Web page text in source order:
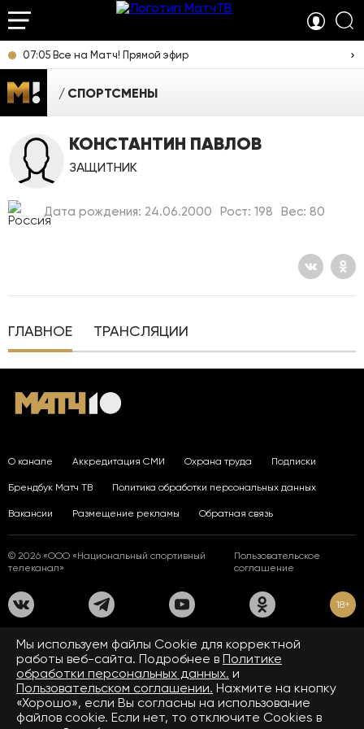
07:05 Все на Матч! Прямой эфир
СПОРТСМЕНЫ
КОНСТАНТИН ПАВЛОВ
ЗАЩИТНИК
Дата рождения: 24.06.2000 Рост: 198 Вес: 80
ГЛАВНОЕ ТРАНСЛЯЦИИ
О канале Аккредитация СМИ Охрана труда Подписки
Брендбук Матч ТВ Политика обработки персональных данных
Вакансии Размещение рекламы Обратная связь
© 2026 «ООО «Национальный спортивный
телеканал»
Пользовательское
соглашение
18+
На сайте применяются рекомендательные технологии. Подробнее
Правилах применения рекомендательных технологий.
Средство массовой информации сетевое издание «www.matchtv.ru»
зарегистрировано Федеральной службой по надзору в сфере связи,
информационных технологий и массовых коммуникаций (Роскомнадзор).
Свидетельство о регистрации средства массовой информации ЭЛ № ФС 77 - 72390
от 28.02.2018. Название — www.matchtv.ru.
Учредитель (соучредители) СМИ сетевого издания «www.matchtv.ru»: ООО
Мы используем файлы Сookie для корректной
работы веб-сайта. Подробнее в Политике
обработки персональных данных. и
Пользовательском соглашении. Нажмите на кнопку
«Хорошо», если Вы согласны на использование
файлов cookie. Если нет, то отключите Cookies в